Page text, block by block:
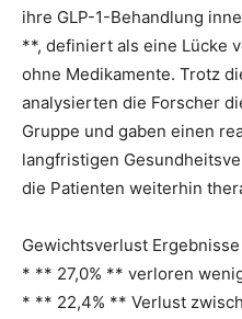
ihre GLP-1-Behandlung
**, definiert als eine Lücke
ohne Medikamente. Trotz
analysierten die Forscher
Gruppe und gaben einen
langfristigen
die Patienten weiterhin
Gewichtsverlust
* ** 27,0% ** verloren
* ** 22,4% ** Verlust